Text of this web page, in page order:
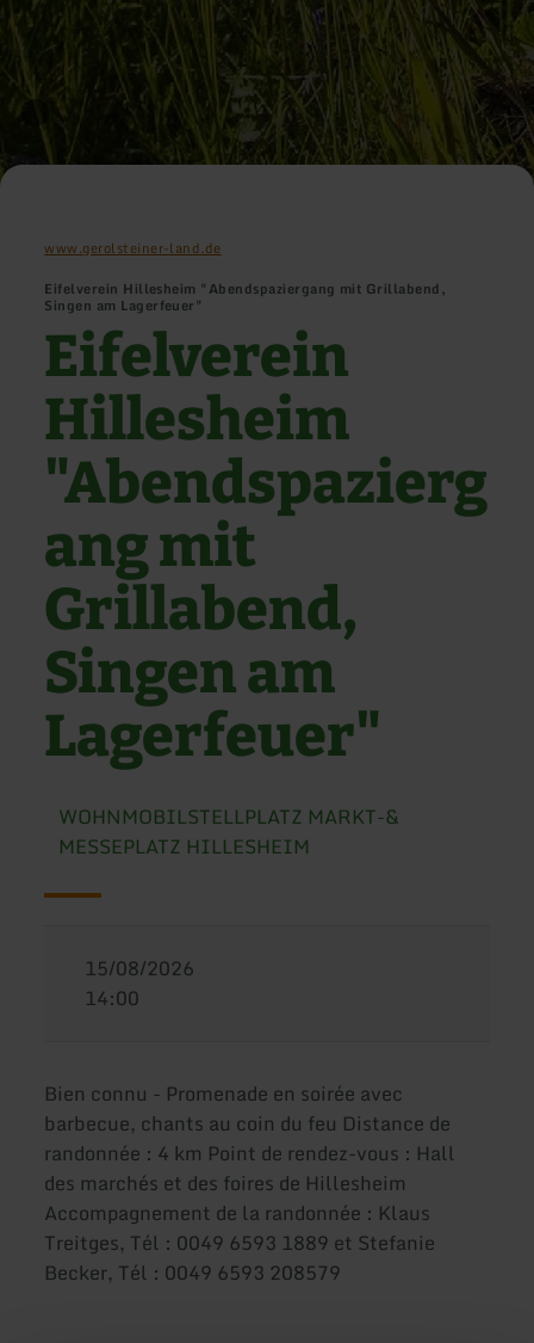
www.gerolsteiner-land.de
Eifelverein Hillesheim "Abendspaziergang mit Grillabend,
Singen am Lagerfeuer"
Eifelverein
Hillesheim
"Abendspazierg
ang mit
Grillabend,
Singen am
Lagerfeuer"
WOHNMOBILSTELLPLATZ MARKT-&
MESSEPLATZ HILLESHEIM
15/08/2026
14:00
Bien connu - Promenade en soirée avec
barbecue, chants au coin du feu Distance de
randonnée : 4 km Point de rendez-vous : Hall
des marchés et des foires de Hillesheim
Accompagnement de la randonnée : Klaus
Treitges, Tél : 0049 6593 1889 et Stefanie
Becker, Tél : 0049 6593 208579